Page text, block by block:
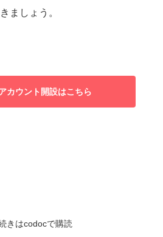
ましょう。
カウント開設はこちら
きはcodocで購読